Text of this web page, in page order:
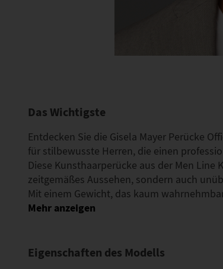
Das Wichtigste
Entdecken Sie die Gisela Mayer Perücke
für stilbewusste Herren, die einen
Diese Kunsthaarperücke aus der Men
zeitgemäßes Aussehen, sondern auch
Mit einem Gewicht, das kaum
Eigenschaften des Modells